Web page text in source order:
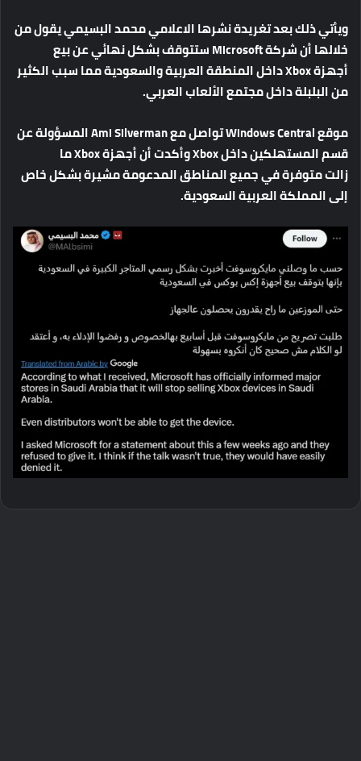
ويأتيذلكبعدتغريدةنشرهاالاعلاميمحمدالبسيمييقولمن
خلالهاأنشركة ستتوقفبشكلنهائيعنبيع
أجهزةXboxداخلالمنطقةالعربيةوالسعوديةمماسببالكثير
منالبلبلةداخلمجتمعالألعابالعربي.
موقع
تواصلمع المسؤولةعن
قسمالمستهلكينداخل وأكدتأنأجهزة
ما
زالتمتوفرةفيجميعالمناطقالمدعومةمشيرةبشكلخاص
إلىالمملكةالعربيةالسعودية.